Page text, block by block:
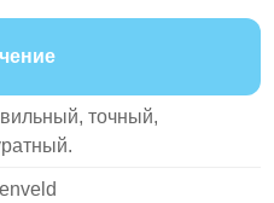
точный,